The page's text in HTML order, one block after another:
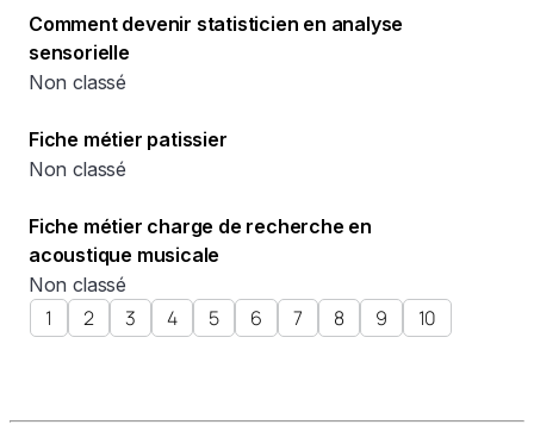
Comment devenir statisticien en analyse
sensorielle
Non classé
Fiche métier patissier
Non classé
Fiche métier charge de recherche en
acoustique musicale
Non classé
1 2 3 4 5 6 7 8 9 10